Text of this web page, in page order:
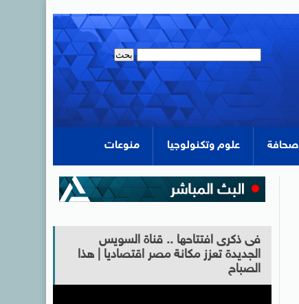
صحافة علوم وتكنولوجيا منوعات
فى ذكرى افتتاحها .. قناة السويس
الجديدة تعزز مكانة مصر اقتصاديا | هذا
الصباح